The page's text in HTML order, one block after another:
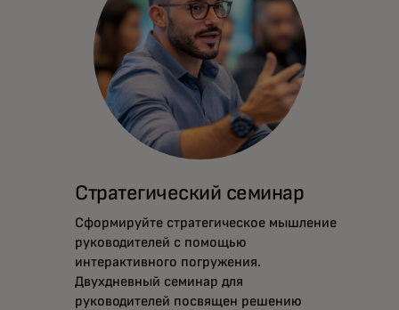
Стратегический семинар
Сформируйте стратегическое мышление
руководителей с помощью
интерактивного погружения.
Двухдневный семинар для
руководителей посвящен решению